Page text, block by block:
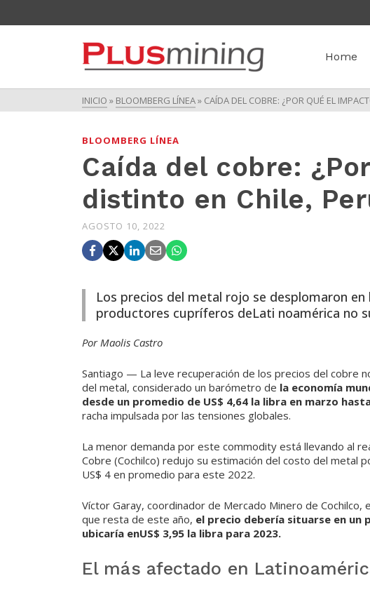
Home
INICIO » BLOOMBERG LÍNEA» CAÍDA DEL COBRE: ¿POR QUÉ EL
BLOOMBERG LÍNEA
Caída del cobre:
distinto en Chile,
AGOSTO 10, 2022
Los precios del metal rojo se desplomaron
productores cupríferos deLati noamérica no
Por Maolis Castro
Santiago — La leve recuperación de los precios del cobre
del metal, considerado un barómetro de la economía
desde un promedio de US$ 4,64 la libra en marzo
racha impulsada por las tensiones globales.
La menor demanda por este commodity está llevando al
Cobre (Cochilco) redujo su estimación del costo del metal
US$ 4 en promedio para este 2022.
Víctor Garay, coordinador de Mercado Minero de
que resta de este año, el precio debería situarse en un
ubicaría enUS$ 3,95 la libra para 2023.
El más afectado en